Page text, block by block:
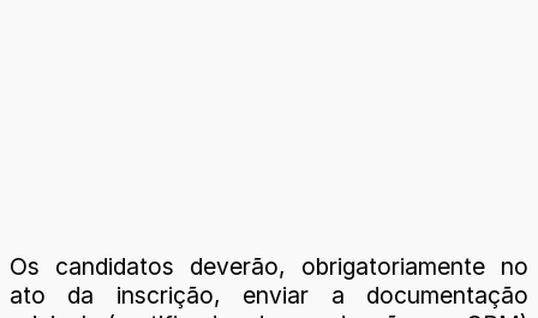
Os candidatos deverão, obrigatoriamente no
ato da inscrição, enviar a documentação